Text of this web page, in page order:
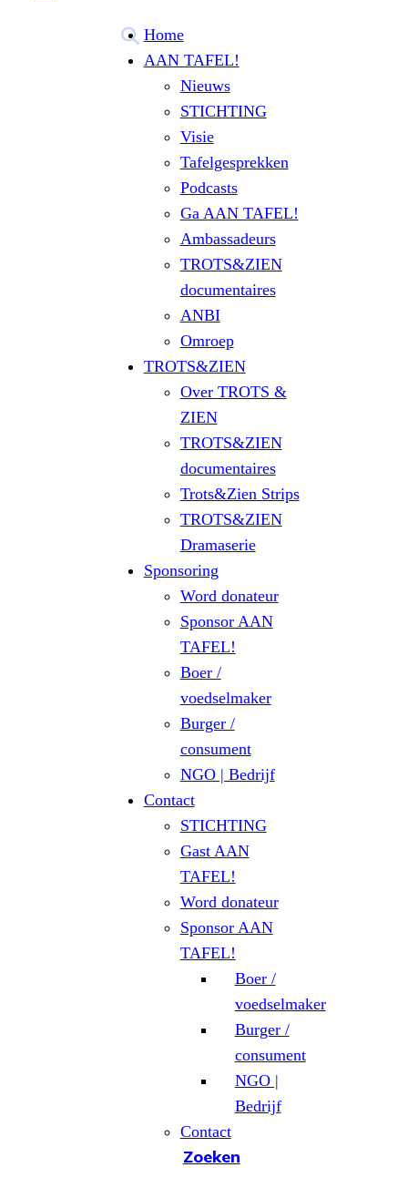
Home
AAN TAFEL!
Nieuws
STICHTING
Visie
Tafelgesprekken
Podcasts
Ga AAN TAFEL!
Ambassadeurs
TROTS&ZIEN
documentaires
ANBI
Omroep
TROTS&ZIEN
Over TROTS &
ZIEN
TROTS&ZIEN
documentaires
Trots&Zien Strips
TROTS&ZIEN
Dramaserie
Sponsoring
Word donateur
Sponsor AAN
TAFEL!
Boer /
voedselmaker
Burger /
consument
NGO | Bedrijf
Contact
STICHTING
Gast AAN
TAFEL!
Word donateur
Sponsor AAN
TAFEL!
Boer /
voedselmaker
Burger /
consument
NGO |
Bedrijf
Contact
Zoeken